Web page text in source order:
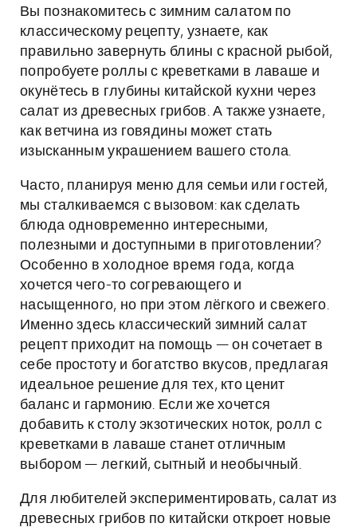
Вы познакомитесь с зимним салатом по
классическому рецепту, узнаете, как
правильно завернуть блины с красной рыбой,
попробуете роллы с креветками в лаваше и
окунётесь в глубины китайской кухни через
салат из древесных грибов. А также узнаете,
как ветчина из говядины может стать
изысканным украшением вашего стола.
Часто, планируя меню для семьи или гостей,
мы сталкиваемся с вызовом: как сделать
блюда одновременно интересными,
полезными и доступными в приготовлении?
Особенно в холодное время года, когда
хочется чего-то согревающего и
насыщенного, но при этом лёгкого и свежего.
Именно здесь классический зимний салат
рецепт приходит на помощь — он сочетает в
себе простоту и богатство вкусов, предлагая
идеальное решение для тех, кто ценит
баланс и гармонию. Если же хочется
добавить к столу экзотических ноток, ролл с
креветками в лаваше станет отличным
выбором — легкий, сытный и необычный.
Для любителей экспериментировать, салат из
древесных грибов по китайски откроет новые